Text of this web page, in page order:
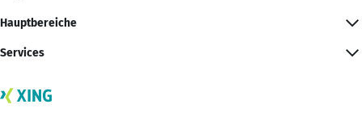
Hauptbereiche
Services